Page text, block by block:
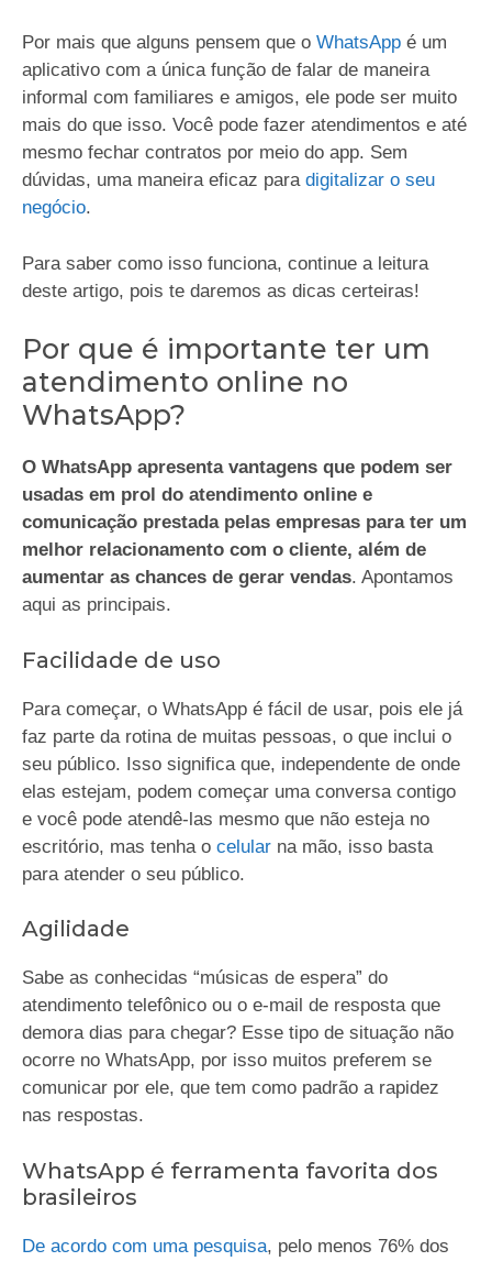
Por mais que alguns pensem que o WhatsApp é um
aplicativo com a única função de falar de maneira
informal com familiares e amigos, ele pode ser muito
mais do que isso. Você pode fazer atendimentos e até
mesmo fechar contratos por meio do app. Sem
dúvidas, uma maneira eficaz para digitalizar o seu
negócio.
Para saber como isso funciona, continue a leitura
deste artigo, pois te daremos as dicas certeiras!
Por que é importante ter um
atendimento online no
WhatsApp?
O WhatsApp apresenta vantagens que podem ser
usadas em prol do atendimento online e
comunicação prestada pelas empresas para ter um
melhor relacionamento com o cliente, além de
aumentar as chances de gerar vendas. Apontamos
aqui as principais.
Facilidade de uso
Para começar, o WhatsApp é fácil de usar, pois ele já
faz parte da rotina de muitas pessoas, o que inclui o
seu público. Isso significa que, independente de onde
elas estejam, podem começar uma conversa contigo
e você pode atendê-las mesmo que não esteja no
escritório, mas tenha o celular na mão, isso basta
para atender o seu público.
Agilidade
Sabe as conhecidas “músicas de espera” do
atendimento telefônico ou o e-mail de resposta que
demora dias para chegar? Esse tipo de situação não
ocorre no WhatsApp, por isso muitos preferem se
comunicar por ele, que tem como padrão a rapidez
nas respostas.
WhatsApp é ferramenta favorita dos
brasileiros
De acordo com uma pesquisa, pelo menos 76% dos